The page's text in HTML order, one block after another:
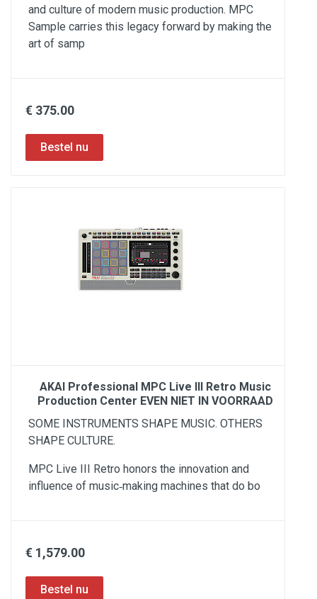
and culture of modern music production. MPC
Sample carries this legacy forward by making the
art of samp
€ 375.00
AKAI Professional MPC Live III Retro Music
Production Center EVEN NIET IN VOORRAAD
SOME INSTRUMENTS SHAPE MUSIC. OTHERS
SHAPE CULTURE.
MPC Live III Retro honors the innovation and
influence of music‑making machines that do bo
€ 1,579.00